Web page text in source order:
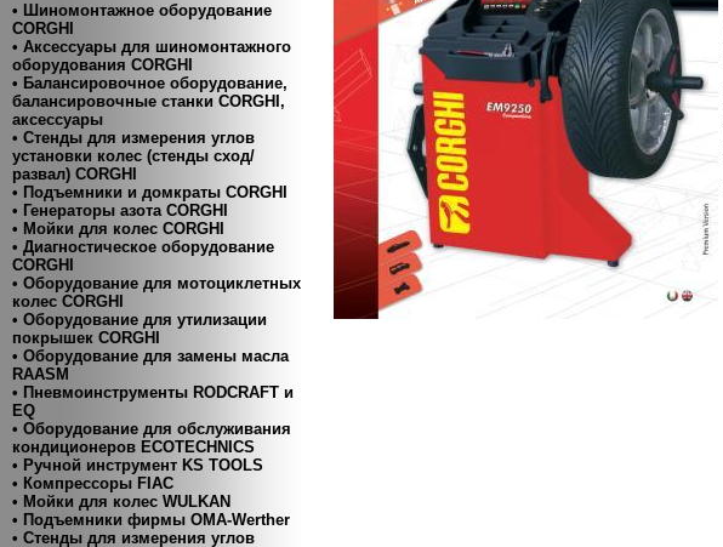
• Шиномонтажное оборудование
CORGHI
• Аксессуары для шиномонтажного
оборудования CORGHI
• Балансировочное оборудование,
балансировочные станки CORGHI,
аксессуары
• Стенды для измерения углов
установки колес (стенды сход/
развал) CORGHI
• Подъемники и домкраты CORGHI
• Генераторы азота CORGHI
• Мойки для колес CORGHI
• Диагностическое оборудование
CORGHI
• Оборудование для мотоциклетных
колес CORGHI
• Оборудование для утилизации
покрышек CORGHI
• Оборудование для замены масла
RAASM
• Пневмоинструменты RODCRAFT и
EQ
• Оборудование для обслуживания
кондиционеров ECOTECHNICS
• Ручной инструмент KS TOOLS
• Компресcоры FIAC
• Мойки для колес WULKAN
• Подъемники фирмы OMA-Werther
• Стенды для измерения углов